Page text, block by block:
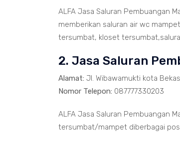
ALFA Jasa Saluran Pembuangan
memberikan saluran air wc
tersumbat, kloset
2. Jasa Saluran
Alamat: Jl. Wibawamukti kota
Nomor Telepon: 087777330203
ALFA Jasa Saluran Pembuangan
tersumbat/mampet diberbagai